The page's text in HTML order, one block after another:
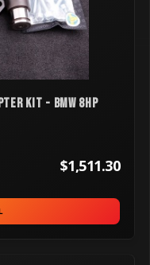
kit - BMW 8HP
$1,511.30